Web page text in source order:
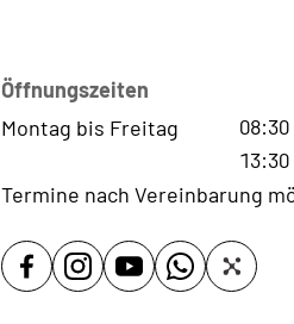
Öffnungszeiten
Montag bis Freitag
08:30
13:30
Termine nach Vereinbarung